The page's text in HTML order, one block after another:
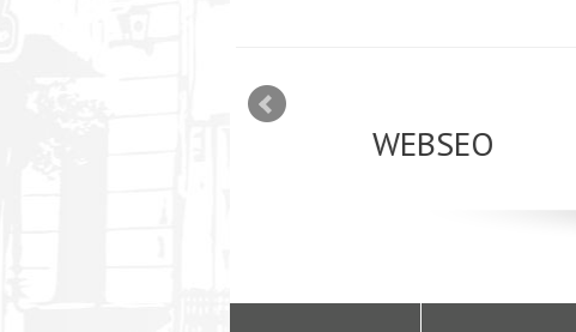
WEBSEO